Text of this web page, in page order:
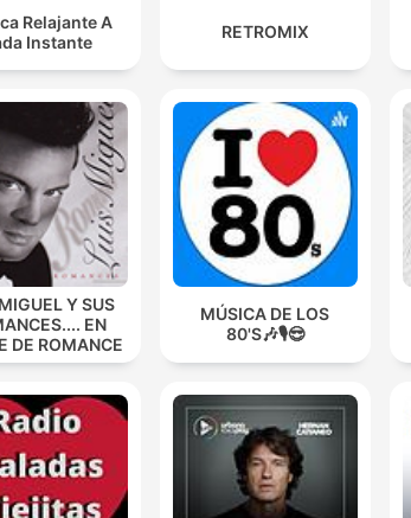
Relajante A
Instante
RETROMIX
Y SUS
EN
DE ROMANCE
MÚSICA DE LOS
80'S🎶🎙️😎